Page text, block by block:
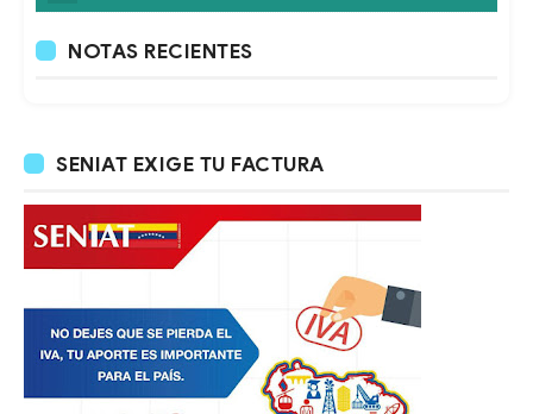
NOTAS RECIENTES
SENIAT EXIGE TU FACTURA